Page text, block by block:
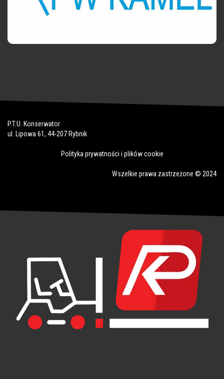
P.T.U. Konserwator
ul. Lipowa 61, 44-207 Rybnik
Polityka prywatności i plików cookie
Wszelkie prawa zastrzeżone © 2024